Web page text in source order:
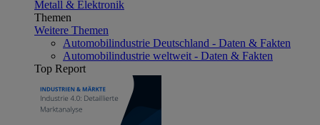
Metall & Elektronik
Themen
Weitere Themen
Automobilindustrie Deutschland - Daten & Fakten
Automobilindustrie weltweit - Daten & Fakten
Top Report